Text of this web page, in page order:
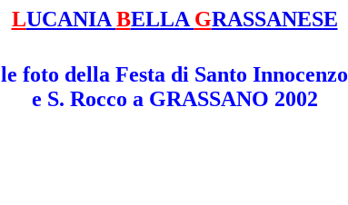
LUCANIA BELLA GRASSANESE
le foto della Festa di Santo Innocenzo
e S. Rocco a GRASSANO 2002